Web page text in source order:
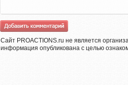
Сайт PROACTIONS.ru не является
информация опубликована с целью